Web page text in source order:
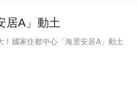
居A」動土
！國家住都中心「海景安居A」動土